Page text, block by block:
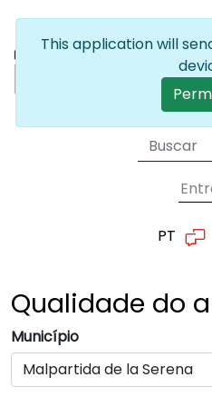
PT
Qualidade do
Município
This application will